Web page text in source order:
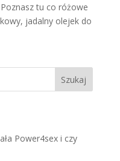
tu co różowe
jadalny olejek do
Szukaj
Power4sex i czy